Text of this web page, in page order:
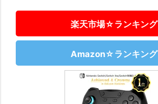
楽天市場☆ランキング
Amazon☆ランキング